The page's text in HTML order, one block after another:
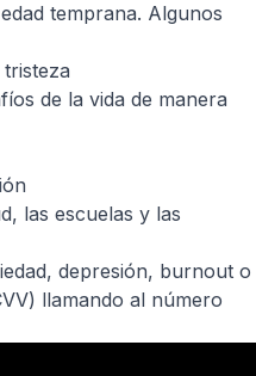
temprana. Algunos
de la vida de manera
las escuelas y las
depresión, burnout o
llamando al número